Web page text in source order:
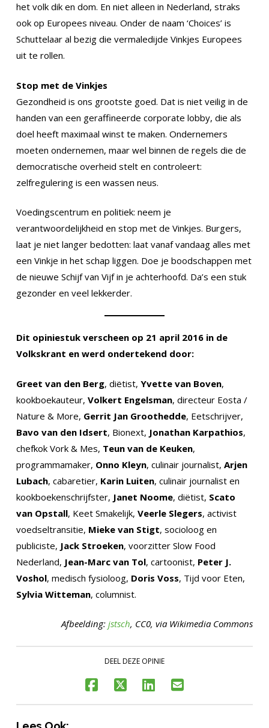
het volk dik en dom. En niet alleen in Nederland, straks
ook op Europees niveau. Onder de naam ‘Choices’ is
Schuttelaar al bezig die vermaledijde Vinkjes Europees
uit te rollen.
Stop met de Vinkjes
Gezondheid is ons grootste goed. Dat is niet veilig in de
handen van een geraffineerde corporate lobby, die als
doel heeft maximaal winst te maken. Ondernemers
moeten ondernemen, maar wel binnen de regels die de
democratische overheid stelt en controleert:
zelfregulering is een wassen neus.
Voedingscentrum en politiek: neem je
verantwoordelijkheid en stop met de Vinkjes. Burgers,
laat je niet langer bedotten: laat vanaf vandaag alles met
een Vinkje in het schap liggen. Doe je boodschappen met
de nieuwe Schijf van Vijf in je achterhoofd. Da’s een stuk
gezonder en veel lekkerder.
Dit opiniestuk verscheen op 21 april 2016 in de
Volkskrant en werd ondertekend door:
Greet van den Berg, diëtist, Yvette van Boven,
kookboekauteur, Volkert Engelsman, directeur Eosta /
Nature & More, Gerrit Jan Groothedde, Eetschrijver,
Bavo van den Idsert, Bionext, Jonathan Karpathios,
chefkok Vork & Mes, Teun van de Keuken,
programmamaker, Onno Kleyn, culinair journalist, Arjen
Lubach, cabaretier, Karin Luiten, culinair journalist en
kookboekenschrijfster, Janet Noome, diëtist, Scato
van Opstall, Keet Smakelijk, Veerle Slegers, activist
voedseltransitie, Mieke van Stigt, socioloog en
publiciste, Jack Stroeken, voorzitter Slow Food
Nederland, Jean-Marc van Tol, cartoonist, Peter J.
Voshol, medisch fysioloog, Doris Voss, Tijd voor Eten,
Sylvia Witteman, columnist.
Afbeelding:jstsch, CC0, via Wikimedia Commons
DEEL DEZE OPINIE